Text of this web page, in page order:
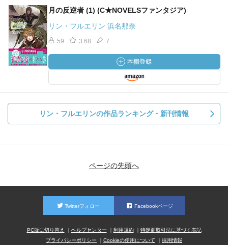
月の反逆者 (1) (C★NOVELSファンタジア)
リン・フルエリン 浜名那奈
59 3.68 7
リン・フルエリンの作品ランキング・新刊情報
ページの先頭へ
Twitterフォロー Facebookページ
PC版に切り替え ヘルプセンター 利用規約
特定商取引法に基づく表記
プライバシーポリシー
Cookieの使用について 採用情報